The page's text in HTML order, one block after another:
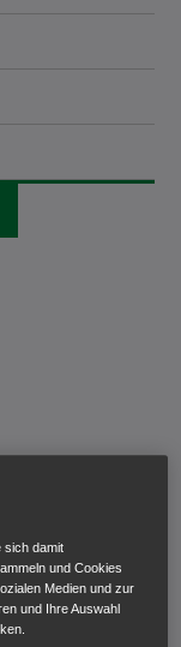
sich damit
und Cookies
Medien und zur
und Ihre Auswahl